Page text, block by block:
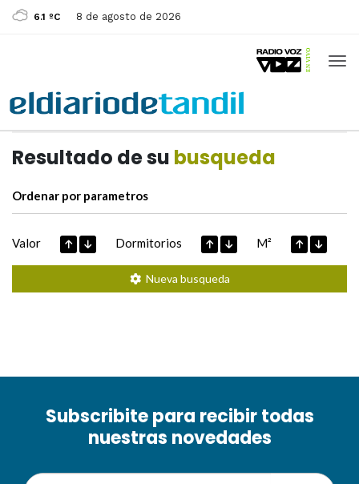
6.1 ºC 8 de agosto de 2026
Resultado de su busqueda
Ordenar por parametros
Valor Dormitorios M²
Nueva busqueda
Subscribite para recibir todas
nuestras novedades